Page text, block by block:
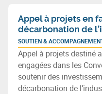
Appel à projets en
décarbonation de
SOUTIEN &
Appel à projets destiné
engagées dans les
soutenir des
décarbonation de